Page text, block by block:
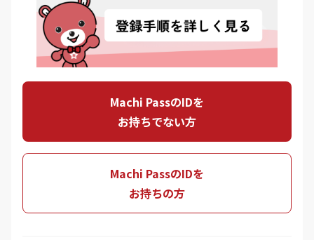
Machi PassのIDを
お持ちでない方
Machi PassのIDを
お持ちの方